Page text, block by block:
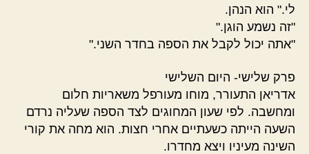
לי." הוא הנהן.
"זה נשמע הוגן."
"אתה יכול לקבל את הספה בחדר השני."
פרק שלישי- היום השלישי
אדריאן התעורר, מוחו מעורפל משאריות חלום
ומחשבה. לפי שעון המחוגים לצד הספה שעליה נרדם
השעה הייתה כשעתיים אחרי חצות. הוא מחה את קורי
השינה מעיניו ויצא מחדרו.